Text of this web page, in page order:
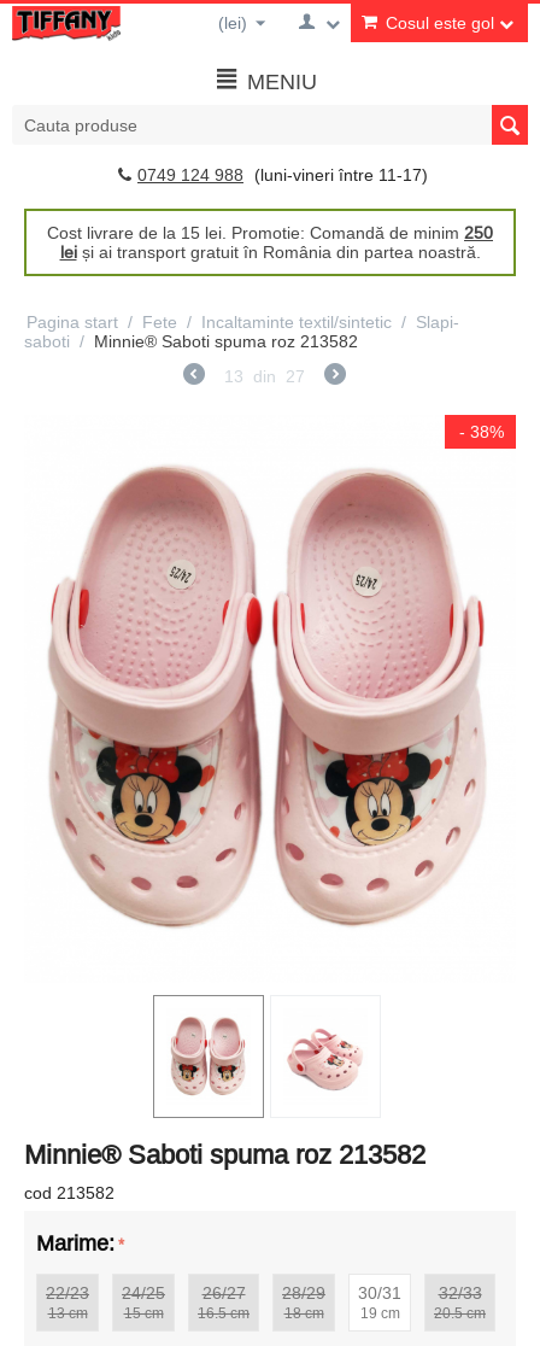
Cosul este gol
(lei)
MENIU
0749 124 988 (luni-vineri între 11-17)
Cost livrare de la 15 lei. Promotie: Comandă de minim 250
leiși ai transport gratuit în România din partea noastră.
Pagina start / Fete / Incaltaminte textil/sintetic / Slapi-
saboti / Minnie® Saboti spuma roz 213582
13
din 27
- 38%
Minnie® Saboti spuma roz 213582
cod 213582
Marime:
22/23
13 cm
24/25
15 cm
26/27
16.5 cm
28/29
18 cm
30/31
19 cm
32/33
20.5 cm